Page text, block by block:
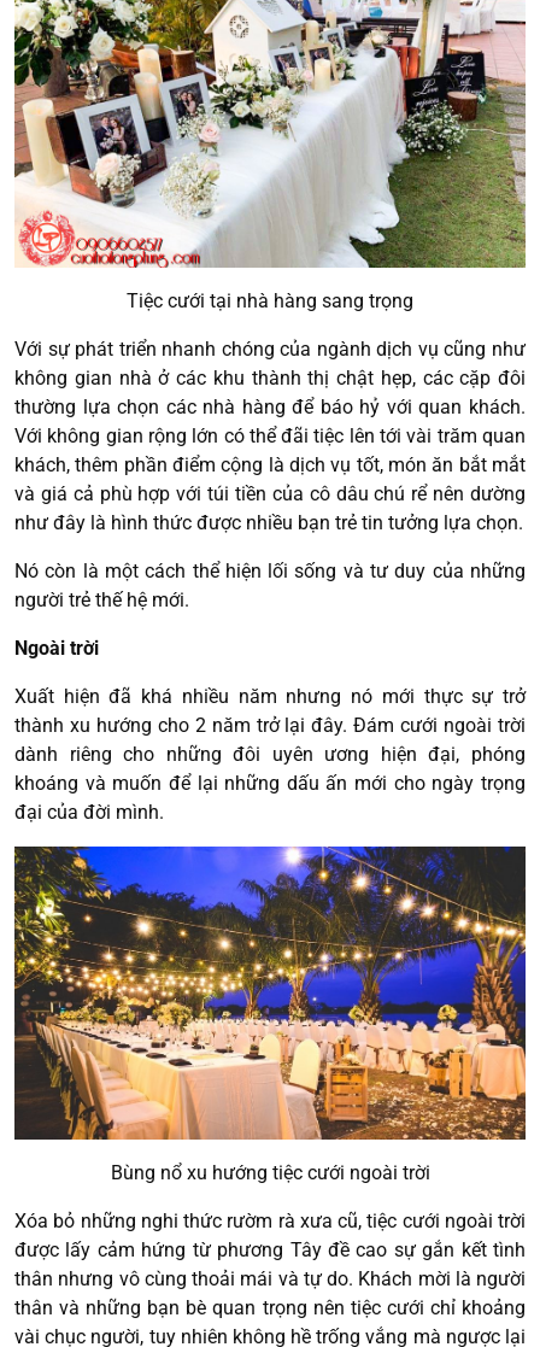
Tiệc cưới tại nhà hàng sang trọng
Với sự phát triển nhanh chóng của ngành dịch vụ cũng như
không gian nhà ở các khu thành thị chật hẹp, các cặp đôi
thường lựa chọn các nhà hàng để báo hỷ với quan khách.
Với không gian rộng lớn có thể đãi tiệc lên tới vài trăm quan
khách, thêm phần điểm cộng là dịch vụ tốt, món ăn bắt mắt
và giá cả phù hợp với túi tiền của cô dâu chú rể nên dường
như đây là hình thức được nhiều bạn trẻ tin tưởng lựa chọn.
Nó còn là một cách thể hiện lối sống và tư duy của những
người trẻ thế hệ mới.
Ngoài trời
Xuất hiện đã khá nhiều năm nhưng nó mới thực sự trở
thành xu hướng cho 2 năm trở lại đây. Đám cưới ngoài trời
dành riêng cho những đôi uyên ương hiện đại, phóng
khoáng và muốn để lại những dấu ấn mới cho ngày trọng
đại của đời mình.
Bùng nổ xu hướng tiệc cưới ngoài trời
Xóa bỏ những nghi thức rườm rà xưa cũ, tiệc cưới ngoài trời
được lấy cảm hứng từ phương Tây đề cao sự gắn kết tình
thân nhưng vô cùng thoải mái và tự do. Khách mời là người
thân và những bạn bè quan trọng nên tiệc cưới chỉ khoảng
vài chục người, tuy nhiên không hề trống vắng mà ngược lại